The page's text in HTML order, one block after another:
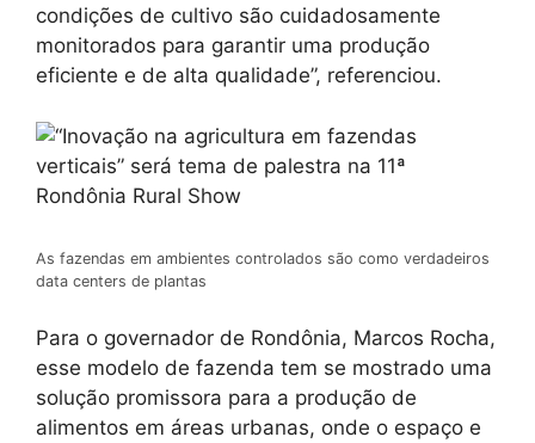
condições de cultivo são cuidadosamente
monitorados para garantir uma produção
eficiente e de alta qualidade”, referenciou.
As fazendas em ambientes controlados são como verdadeiros
data centers de plantas
Para o governador de Rondônia, Marcos Rocha,
esse modelo de fazenda tem se mostrado uma
solução promissora para a produção de
alimentos em áreas urbanas, onde o espaço e